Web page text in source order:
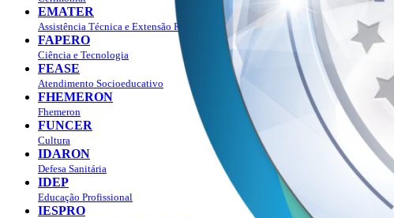
EMATER
Assistência Técnica e Extensão Rural
FAPERO
Ciência e Tecnologia
FEASE
Atendimento Socioeducativo
FHEMERON
Fhemeron
FUNCER
Cultura
IDARON
Defesa Sanitária
IDEP
Educação Profissional
IESPRO